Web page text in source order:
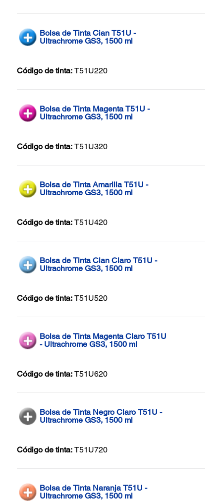
Bolsa de Tinta Cian T51U -
Ultrachrome GS3, 1500 ml
Código de tinta: T51U220
Bolsa de Tinta Magenta T51U -
Ultrachrome GS3, 1500 ml
Código de tinta: T51U320
Bolsa de Tinta Amarilla T51U -
Ultrachrome GS3, 1500 ml
Código de tinta: T51U420
Bolsa de Tinta Cian Claro T51U -
Ultrachrome GS3, 1500 ml
Código de tinta: T51U520
Bolsa de Tinta Magenta Claro T51U
- Ultrachrome GS3, 1500 ml
Código de tinta: T51U620
Bolsa de Tinta Negro Claro T51U -
Ultrachrome GS3, 1500 ml
Código de tinta: T51U720
Bolsa de Tinta Naranja T51U -
Ultrachrome GS3, 1500 ml